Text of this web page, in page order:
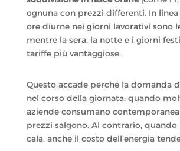
ognuna con prezzi differenti. In linea
ore diurne nei giorni lavorativi sono
mentre la sera, la notte e i giorni
tariffe più vantaggiose.
Questo accade perché la domanda
nel corso della giornata: quando
aziende consumano
prezzi salgono. Al contrario, quando
cala, anche il costo dell’energia